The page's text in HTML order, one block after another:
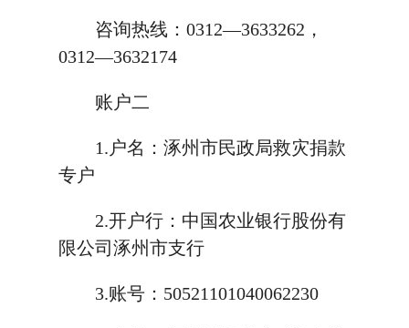
咨询热线：0312—3633262，
0312—3632174
账户二
1.户名：涿州市民政局救灾捐款
专户
2.开户行：中国农业银行股份有
限公司涿州市支行
3.账号：50521101040062230